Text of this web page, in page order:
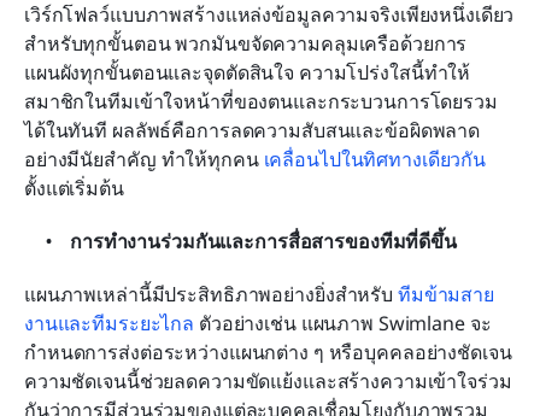
เวิร์กโฟลว์แบบภาพสร้างแหล่งข้อมูลความจริงเพียงหนึ่งเดียว
สำหรับทุกขั้นตอน พวกมันขจัดความคลุมเครือด้วยการ
แผนผังทุกขั้นตอนและจุดตัดสินใจ ความโปร่งใสนี้ทำให้
สมาชิกในทีมเข้าใจหน้าที่ของตนและกระบวนการโดยรวม
ได้ในทันที ผลลัพธ์คือการลดความสับสนและข้อผิดพลาด
อย่างมีนัยสำคัญ ทำให้ทุกคน เคลื่อนไปในทิศทางเดียวกัน
ตั้งแต่เริ่มต้น
การทำงานร่วมกันและการสื่อสารของทีมที่ดีขึ้น
แผนภาพเหล่านี้มีประสิทธิภาพอย่างยิ่งสำหรับ ทีมข้ามสาย
งานและทีมระยะไกล ตัวอย่างเช่น แผนภาพ Swimlane จะ
กำหนดการส่งต่อระหว่างแผนกต่าง ๆ หรือบุคคลอย่างชัดเจน
ความชัดเจนนี้ช่วยลดความขัดแย้งและสร้างความเข้าใจร่วม
กันว่าการมีส่วนร่วมของแต่ละบุคคลเชื่อมโยงกับภาพรวม